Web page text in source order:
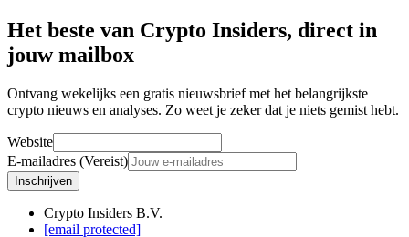
Het beste van Crypto Insiders, direct in
jouw mailbox
Ontvang wekelijks een gratis nieuwsbrief met het belangrijkste
crypto nieuws en analyses. Zo weet je zeker dat je niets gemist hebt.
Website
E-mailadres (Vereist)
Inschrijven
Crypto Insiders B.V.
[email protected]